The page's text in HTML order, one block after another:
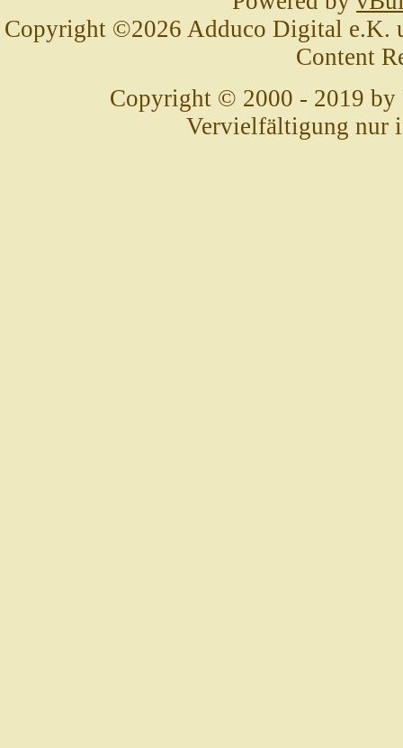
Copyright ©2026 Adduco Digital e.K.
Content
Copyright © 2000 - 2019 by
Vervielfältigung nur